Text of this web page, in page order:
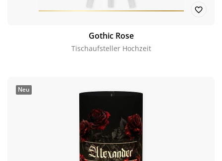
Gothic Rose
Tischaufsteller Hochzeit
Neu